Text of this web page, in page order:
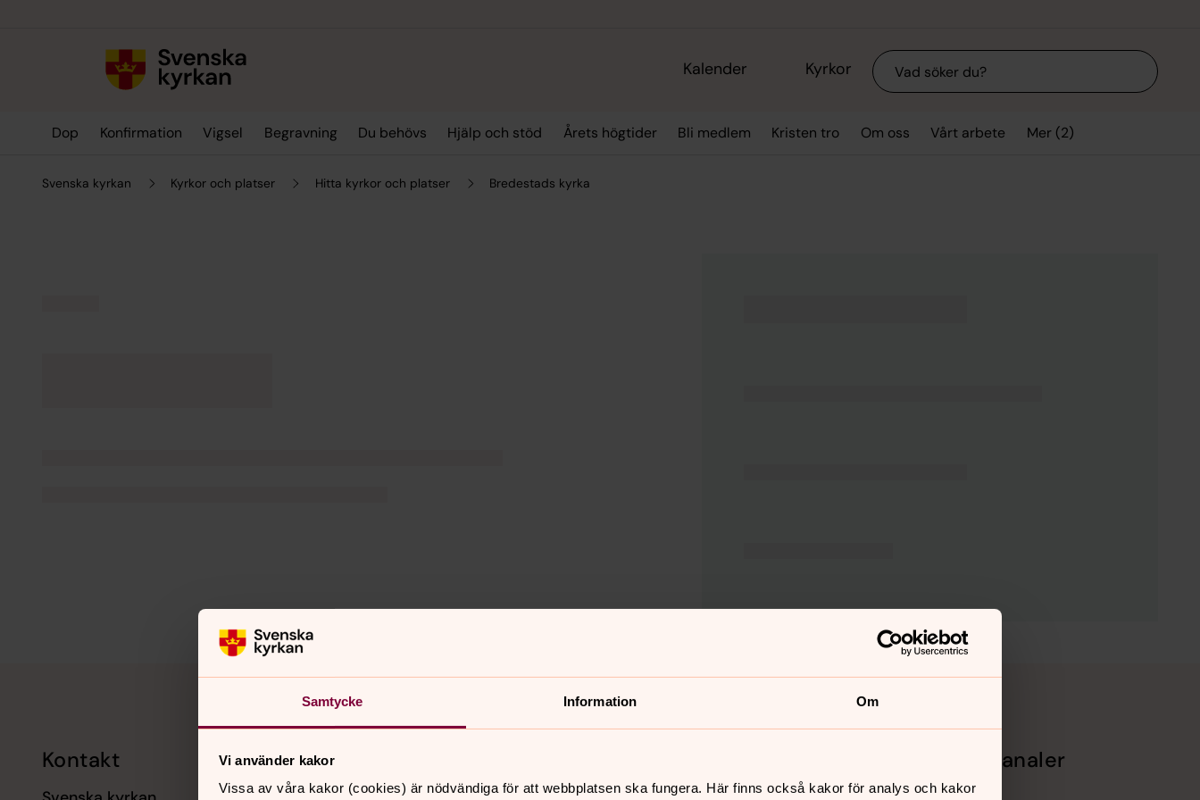
Samtycke Information Om
Vi använder kakor
Vissa av våra kakor (cookies) är nödvändiga för att webbplatsen ska fungera. Här finns också kakor för analys och kakor
Kalender Kyrkor Sök
Dop Konfirmation Vigsel Begravning Du behövs Hjälp och stöd Årets högtider Bli medlem Kristen tro Om oss Vårt arbete Mer (2)
Svenska kyrkan Kyrkor och platser Hitta kyrkor och platser Bredestads kyrka
Kontakt Kalender Sociala kanaler